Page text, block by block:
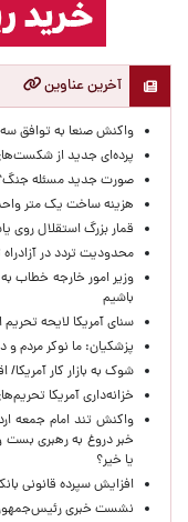
آخرین عناوین
واکنش صنعا به توافق
پرده‌ای جدید از
صورت جدید مسئله
هزینه ساخت یک متر
قمار بزرگ استقلال روی
محدودیت تردد در آزادراه تهران
وزیر امور خارجه خطاب
باشیم
سنای آمریکا لایحه
پزشکیان: ما نوکر مردم
شوک به بازار کار آمریکا/ اقتصاد امریکا
خزانه‌داری آمریکا
واکنش تند امام جمعه
خبر دروغ به رهبری بست
یا خیر؟
افزایش سپرده قانونی
نشست خبری رئیس‌جمهور